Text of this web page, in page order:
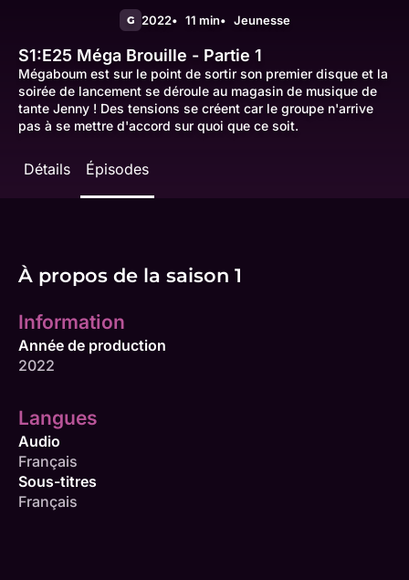
G 2022 11 min Jeunesse
S1:E25 Méga Brouille - Partie 1
Mégaboum est sur le point de sortir son premier disque et la
soirée de lancement se déroule au magasin de musique de
tante Jenny ! Des tensions se créent car le groupe n'arrive
pas à se mettre d'accord sur quoi que ce soit.
Détails Épisodes
À propos de la saison 1
Information
Année de production
2022
Langues
Audio
Français
Sous-titres
Français